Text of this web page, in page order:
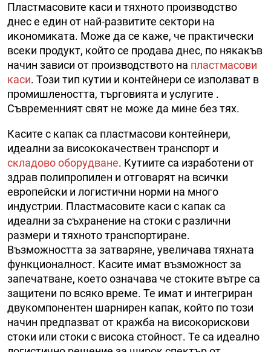
Пластмасовите каси и тяхното производство
днес е един от най-развитите сектори на
икономиката. Може да се каже, че практически
всеки продукт, който се продава днес, по някакъв
начин зависи от производството на пластмасови
каси. Този тип кутии и контейнери се използват в
промишлеността, търговията и услугите .
Съвременният свят не може да мине без тях.
Касите с капак са пластмасови контейнери,
идеални за висококачествен транспорт и
складово оборудване. Кутиите са изработени от
здрав полипропилен и отговарят на всички
европейски и логистични норми на много
индустрии. Пластмасовите каси с капак са
идеални за съхранение на стоки с различни
размери и тяхното транспортиране.
Възможността за затваряне, увеличава тяхната
функционалност. Касите имат възможност за
запечатване, което означава че стоките вътре са
защитени по всяко време. Те имат и интегриран
двукомпонентен шарнирен капак, който по този
начин предпазват от кражба на високорискови
стоки или стоки с висока стойност. Те са идеално